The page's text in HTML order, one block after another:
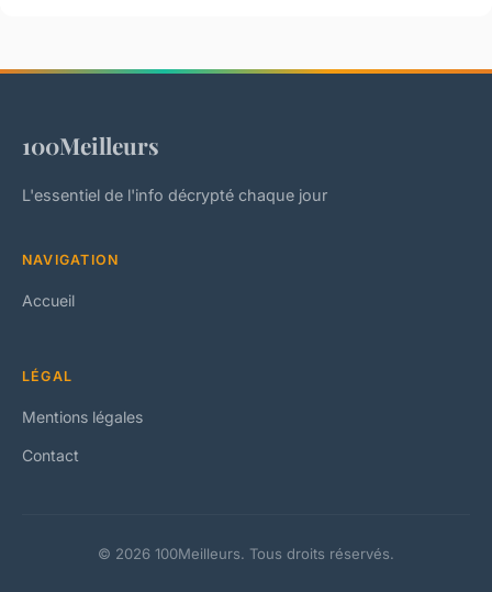
100Meilleurs
L'essentiel de l'info décrypté chaque jour
NAVIGATION
Accueil
LÉGAL
Mentions légales
Contact
© 2026 100Meilleurs. Tous droits réservés.